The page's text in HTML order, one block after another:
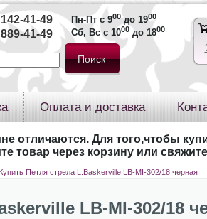
41-49
41-49
Пн-Пт с 900до 1900
Сб, Вс с 1000до 1800
Оплата и доставка
отличаются. Для того,чтобы
товар через корзину или
Купить Петля стрела L.Baskerville LB-MI-302/18 черная
LB-MI-302/18